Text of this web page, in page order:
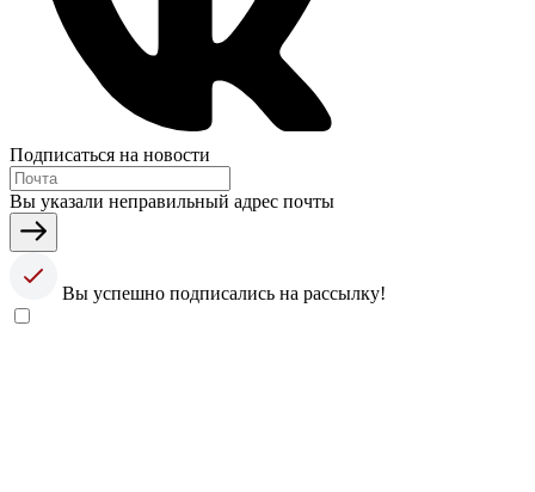
Подписаться на новости
Вы указали неправильный адрес почты
Вы успешно подписались на рассылку!